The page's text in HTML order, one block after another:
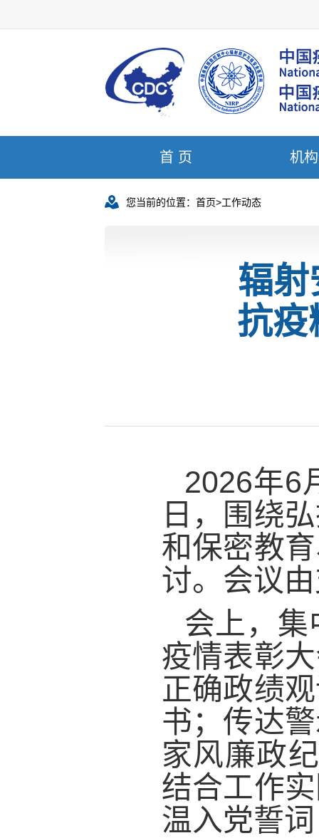
首 页 机
您当前的位置： 首页>工作动态
辐射
抗疫
2026年6
日，围绕
和保密教
讨。会议
会上，
疫情表彰
正确政绩
书；传达
家风廉政
结合工作
温入党誓